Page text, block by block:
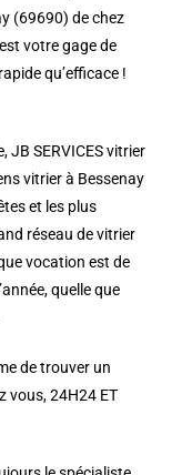
(69690) de chez
votre gage de
qu’efficace !
JB SERVICES vitrier
vitrier à Bessenay
et les plus
réseau de vitrier
vocation est de
quelle que
de trouver un
vous, 24H24 ET